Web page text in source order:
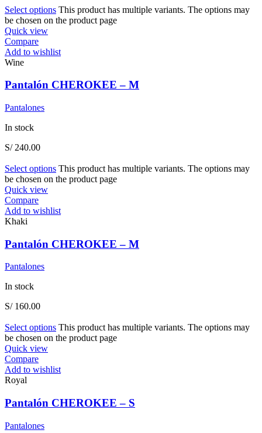
Select options This product has multiple variants. The options may
be chosen on the product page
Quick view
Compare
Add to wishlist
Wine
Pantalón CHEROKEE – M
Pantalones
In stock
S/240.00
Select options This product has multiple variants. The options may
be chosen on the product page
Quick view
Compare
Add to wishlist
Khaki
Pantalón CHEROKEE – M
Pantalones
In stock
S/160.00
Select options This product has multiple variants. The options may
be chosen on the product page
Quick view
Compare
Add to wishlist
Royal
Pantalón CHEROKEE – S
Pantalones